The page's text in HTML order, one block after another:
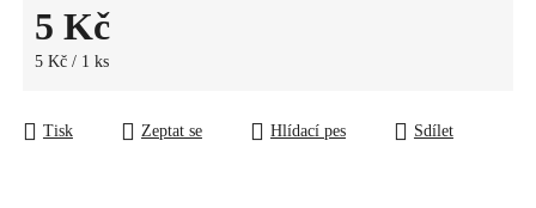
5 Kč
Měrná cena:
5 Kč / 1 ks
Tisk Zeptat se Hlídací pes Sdílet